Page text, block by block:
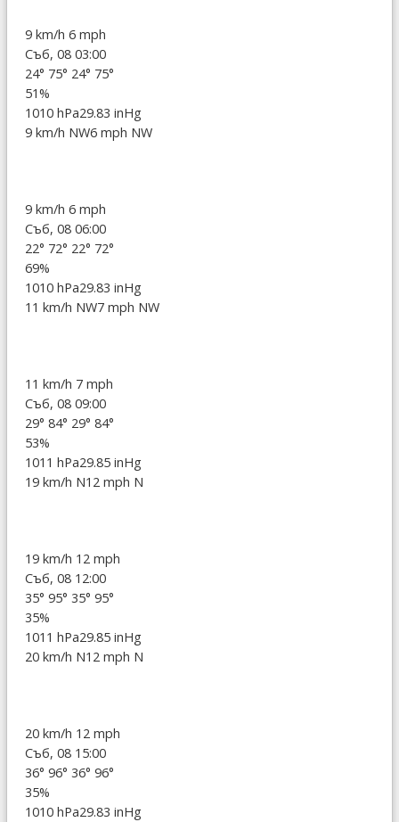
9 km/h 6 mph
Съб, 08 03:00
24° 75° 24° 75°
51%
1010 hPa29.83 inHg
9 km/h NW6 mph NW
9 km/h 6 mph
Съб, 08 06:00
22° 72° 22° 72°
69%
1010 hPa29.83 inHg
11 km/h NW7 mph NW
11 km/h 7 mph
Съб, 08 09:00
29° 84° 29° 84°
53%
1011 hPa29.85 inHg
19 km/h N12 mph N
19 km/h 12 mph
Съб, 08 12:00
35° 95° 35° 95°
35%
1011 hPa29.85 inHg
20 km/h N12 mph N
20 km/h 12 mph
Съб, 08 15:00
36° 96° 36° 96°
35%
1010 hPa29.83 inHg